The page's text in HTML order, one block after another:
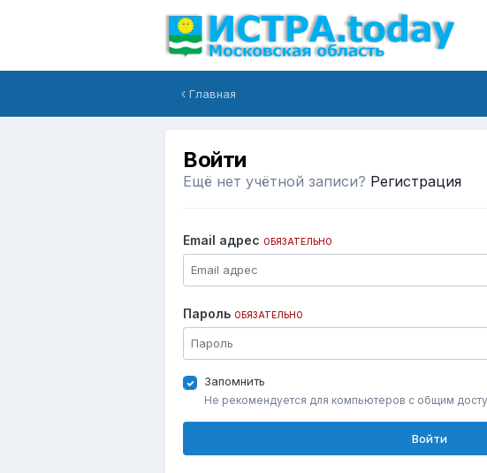
Главная
Войти
Ещё нет учётной записи? Регистрация
Email адрес ОБЯЗАТЕЛЬНО
Пароль ОБЯЗАТЕЛЬНО
Запомнить
Не рекомендуется для компьютеров с общим
Войти